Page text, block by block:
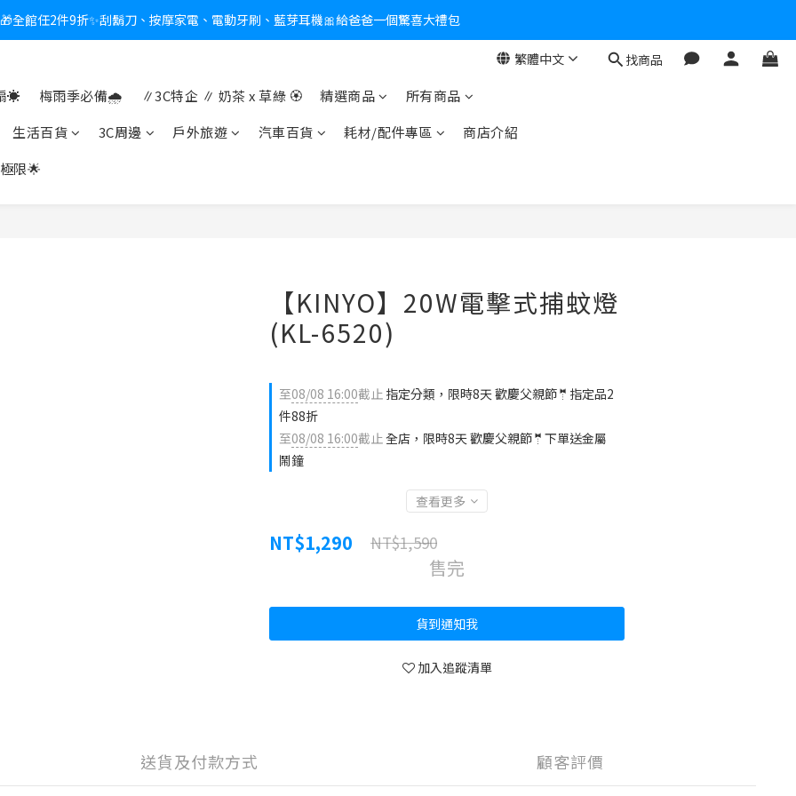
新會員送$100購物金✨再享消費回饋無極限
全館任2件9折✨刮鬍刀、按摩家電、電動牙刷、藍芽耳機🎀給爸爸一個驚喜大禮包
新會員送$100購物金✨再享消費回饋無極限
繁體中文 找商品
☀️ 梅雨季必備🌧️ ∥3C特企 ∥ 奶茶 x 草綠 🏵 精選商品
所有商品
生活百貨
3C周邊 戶外旅遊 汽車百貨 耗材/配件專區
商店介紹
限🌟
【KINYO】20W電擊式捕蚊燈
(KL-6520)
至08/08 16:00截止 指定分類，限時8天 歡慶父親節🤵指定品2
件88折
至08/08 16:00截止全店，限時8天 歡慶父親節🤵下單送金屬
鬧鐘
查看更多
NT$1,290 NT$1,590
售完
貨到通知我
加入追蹤清單
送貨及付款方式 顧客評價